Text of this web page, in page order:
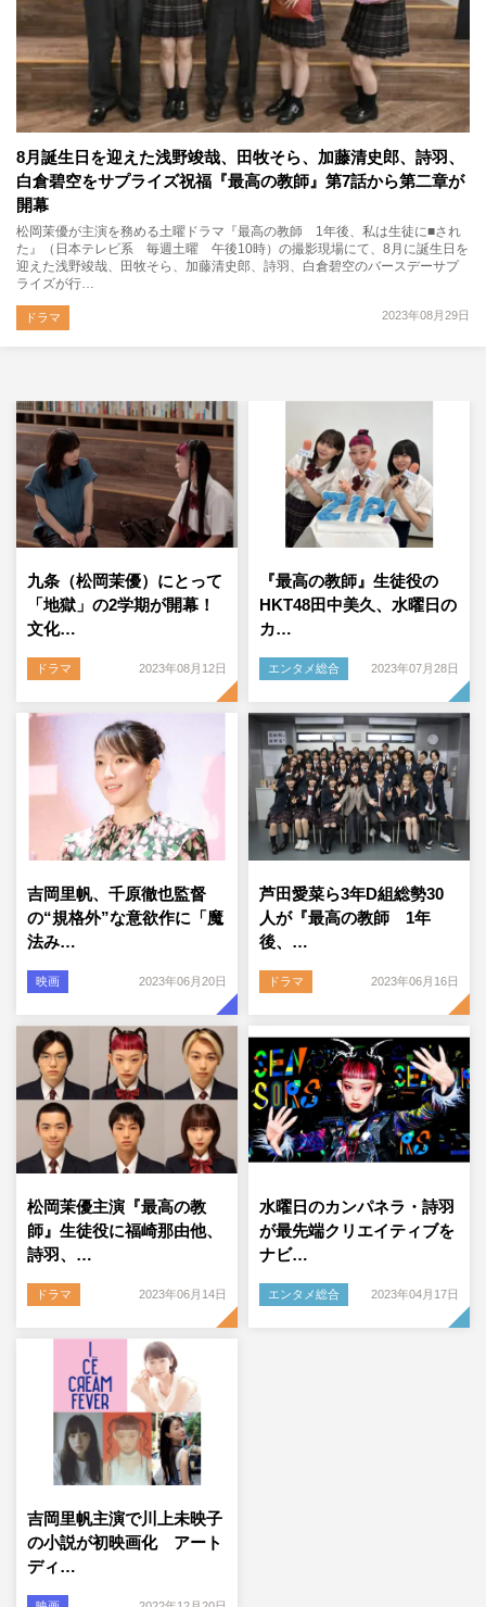
8月誕生日を迎えた浅野竣哉、田牧そら、加藤清史郎、詩羽、
白倉碧空をサプライズ祝福『最高の教師』第7話から第二章が
開幕
松岡茉優が主演を務める土曜ドラマ『最高の教師 1年後、私は生徒に■され
た』（日本テレビ系 毎週土曜 午後10時）の撮影現場にて、8月に誕生日を
迎えた浅野竣哉、田牧そら、加藤清史郎、詩羽、白倉碧空のバースデーサプ
ライズが行…
2023年08月29日
ドラマ
九条（松岡茉優）にとって
「地獄」の2学期が開幕！
文化…
ドラマ 2023年08月12日
『最高の教師』生徒役の
HKT48田中美久、水曜日の
カ…
エンタメ総合 2023年07月28日
吉岡里帆、千原徹也監督
の“規格外”な意欲作に「魔
法み…
映画 2023年06月20日
芦田愛菜ら3年D組総勢30
人が『最高の教師 1年
後、…
ドラマ 2023年06月16日
松岡茉優主演『最高の教
師』生徒役に福崎那由他、
詩羽、…
ドラマ 2023年06月14日
水曜日のカンパネラ・詩羽
が最先端クリエイティブを
ナビ…
エンタメ総合 2023年04月17日
吉岡里帆主演で川上未映子
の小説が初映画化 アート
ディ…